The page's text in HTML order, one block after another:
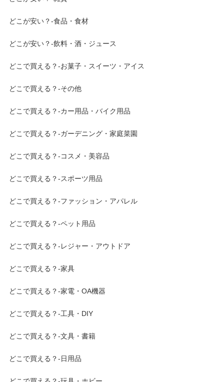
どこが安い？-食品・食材
どこが安い？-飲料・酒・ジュース
どこで買える？-お菓子・スイーツ・アイス
どこで買える？-その他
どこで買える？-カー用品・バイク用品
どこで買える？-ガーデニング・家庭菜園
どこで買える？-コスメ・美容品
どこで買える？-スポーツ用品
どこで買える？-ファッション・アパレル
どこで買える？-ペット用品
どこで買える？-レジャー・アウトドア
どこで買える？-家具
どこで買える？-家電・OA機器
どこで買える？-工具・DIY
どこで買える？-文具・書籍
どこで買える？-日用品